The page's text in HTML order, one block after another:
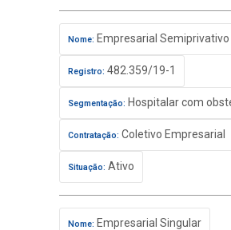
Nome: Empresarial Semiprivativo
Registro: 482.359/19-1
Segmentação: Hospitalar com
Contratação: Coletivo Empresarial
Situação: Ativo
Nome: Empresarial Singular